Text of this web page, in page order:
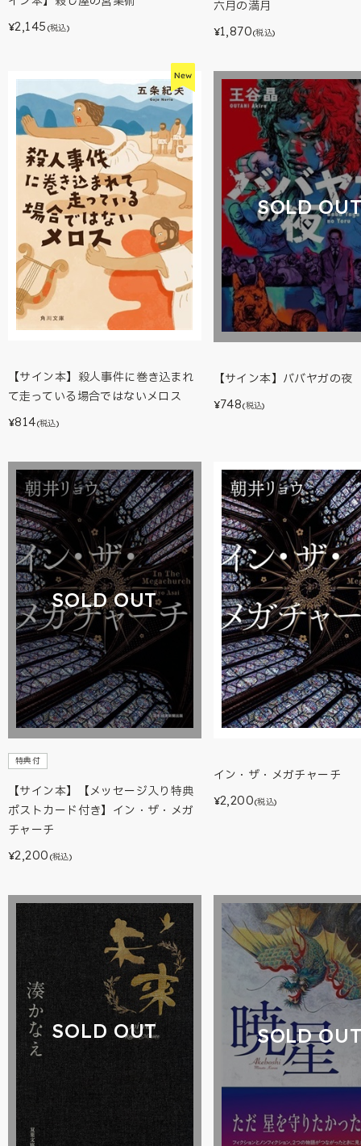
¥2,145 (税込)
六月の満月
¥1,870(税込)
【サイン本】殺人事件に巻き込まれ
て走っている場合ではないメロス
¥814(税込)
SOLD
【サイン本】ババヤガの夜
¥748(税込)
SOLD OUT
特典付
【サイン本】【メッセージ入り特典
ポストカード付き】イン・ザ・メガ
チャーチ
¥2,200 (税込)
イン・ザ・メガチャーチ
¥2,200(税込)
SOLD OUT SOLD